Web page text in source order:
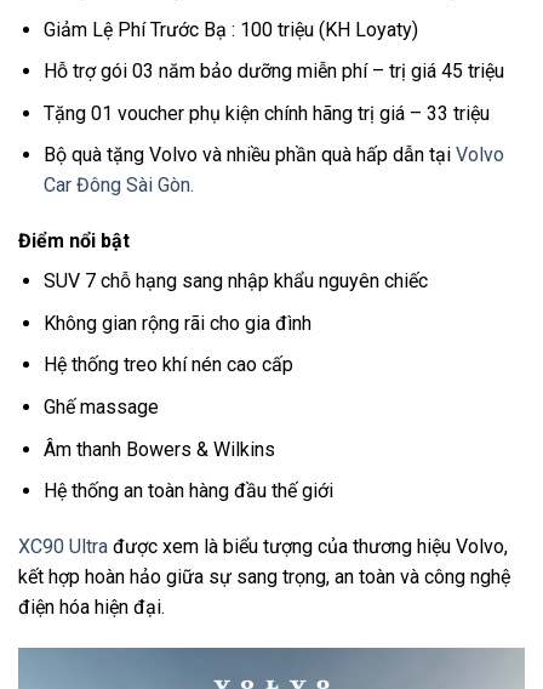
Giảm Lệ Phí Trước Bạ : 100 triệu (KH Loyaty)
Hỗ trợ gói 03 năm bảo dưỡng miễn phí – trị giá 45 triệu
Tặng 01 voucher phụ kiện chính hãng trị giá – 33 triệu
Bộ quà tặng Volvo và nhiều phần quà hấp dẫn tại Volvo
Car Đông Sài Gòn.
Điểm nổi bật
SUV 7 chỗ hạng sang nhập khẩu nguyên chiếc
Không gian rộng rãi cho gia đình
Hệ thống treo khí nén cao cấp
Ghế massage
Âm thanh Bowers & Wilkins
Hệ thống an toàn hàng đầu thế giới
XC90 Ultra được xem là biểu tượng của thương hiệu Volvo,
kết hợp hoàn hảo giữa sự sang trọng, an toàn và công nghệ
điện hóa hiện đại.